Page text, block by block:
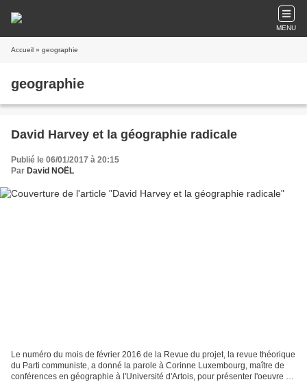
MENU
Accueil » geographie
geographie
David Harvey et la géographie radicale
Publié le 06/01/2017 à 20:15
Par David NOËL
Le numéro du mois de février 2016 de la Revue du projet, la revue théorique
du Parti communiste, a donné la parole à Corinne Luxembourg, maître de
conférences en géographie à l'Université d'Artois, pour présenter l'oeuvre du